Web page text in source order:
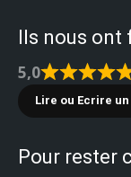
Ils nous ont
5,0
Lire ou Ecrire
Pour rester